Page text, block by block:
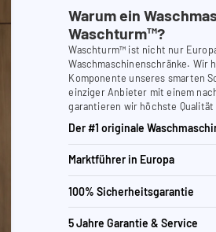
Warum ein
Waschturm™?
Waschturm™ ist nicht nur
Waschmaschinenschränke. Wir
Komponente unseres smarten
einziger Anbieter mit einem
garantieren wir höchste
Der #1 originale
Marktführer in Europa
100% Sicherheitsgarantie
5 Jahre Garantie & Service